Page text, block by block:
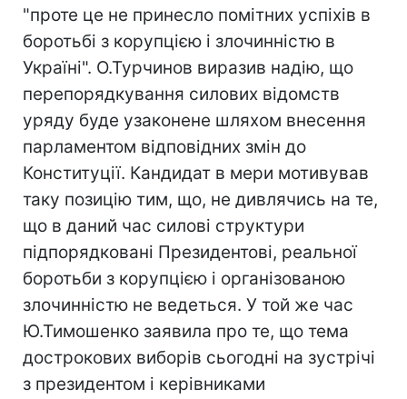
"проте це не принесло помітних успіхів в
боротьбі з корупцією і злочинністю в
Україні". О.Турчинов виразив надію, що
перепорядкування силових відомств
уряду буде узаконене шляхом внесення
парламентом відповідних змін до
Конституції. Кандидат в мери мотивував
таку позицію тим, що, не дивлячись на те,
що в даний час силові структури
підпорядковані Президентові, реальної
боротьби з корупцією і організованою
злочинністю не ведеться. У той же час
Ю.Тимошенко заявила про те, що тема
дострокових виборів сьогодні на зустрічі
з президентом і керівниками